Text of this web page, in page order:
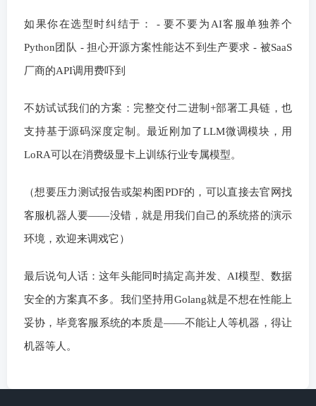
如果你在选型时纠结于： - 要不要为AI客服单独养个
Python团队 - 担心开源方案性能达不到生产要求 - 被SaaS
厂商的API调用费吓到
不妨试试我们的方案：完整交付二进制+部署工具链，也
支持基于源码深度定制。最近刚加了LLM微调模块，用
LoRA可以在消费级显卡上训练行业专属模型。
（想要压力测试报告或架构图PDF的，可以直接去官网找
客服机器人要——没错，就是用我们自己的系统搭的演示
环境，欢迎来调戏它）
最后说句人话：这年头能同时搞定高并发、AI模型、数据
安全的方案真不多。我们坚持用Golang就是不想在性能上
妥协，毕竟客服系统的本质是——不能让人等机器，得让
机器等人。